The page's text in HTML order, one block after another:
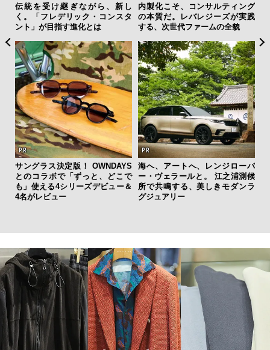
伝統を受け継ぎながら、新し
く。「フレデリック・コンスタ
ント」が目指す進化とは
内製化こそ、コンサルティング
の本質だ。レバレジーズが実践
する、次世代ファームの全貌
サングラス決定版！ OWNDAYS
とのコラボで「ずっと、どこで
も」使える4シリーズデビュー＆
4名がレビュー
海へ、アートへ、レンジローバ
ー・ヴェラールと。 江之浦測候
所で共鳴する、美しきモダンラ
グジュアリー